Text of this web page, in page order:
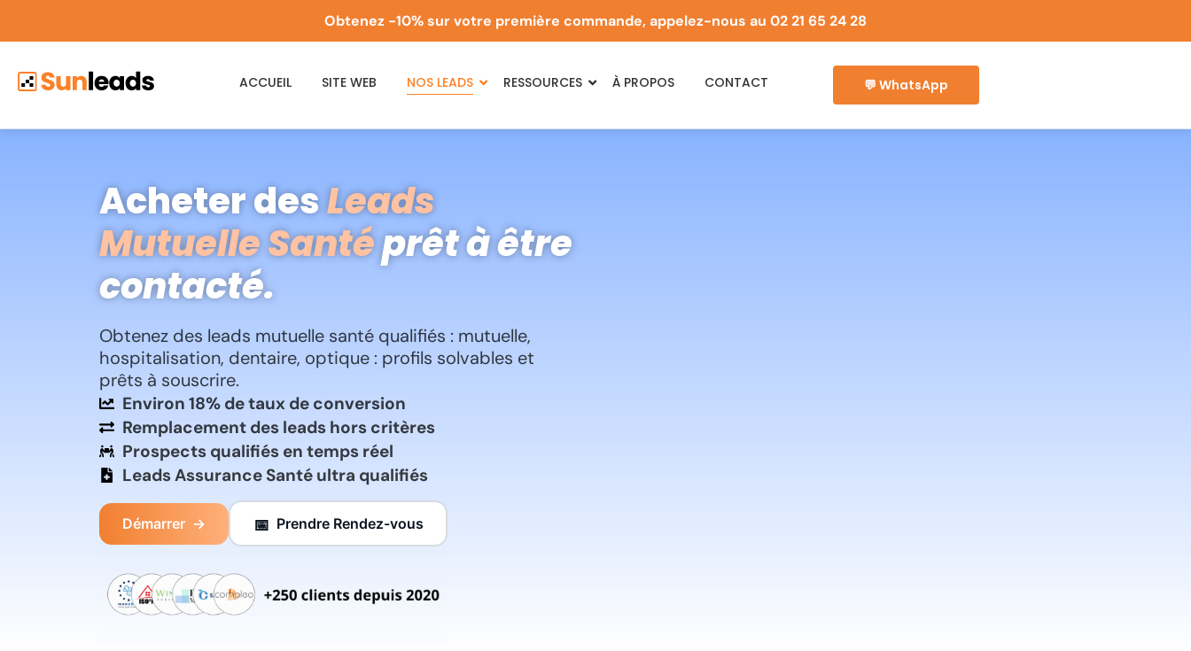
Obtenez -10% sur votre première commande, appelez-nous au 02 21 65 24 28
ACCUEIL SITE WEB NOS LEADS RESSOURCES À PROPOS CONTACT 💬 WhatsApp
Acheter desLeads
Mutuelle Santéprêt à être
contacté.
Obtenez des leads mutuelle santé qualifiés : mutuelle,
hospitalisation, dentaire, optique : profils solvables et
prêts à souscrire.
Environ 18% de taux de conversion
Remplacement des leads hors critères
Prospects qualifiés en temps réel
Leads Assurance Santé ultra qualifiés
Démarrer → 📅 Prendre Rendez-vous